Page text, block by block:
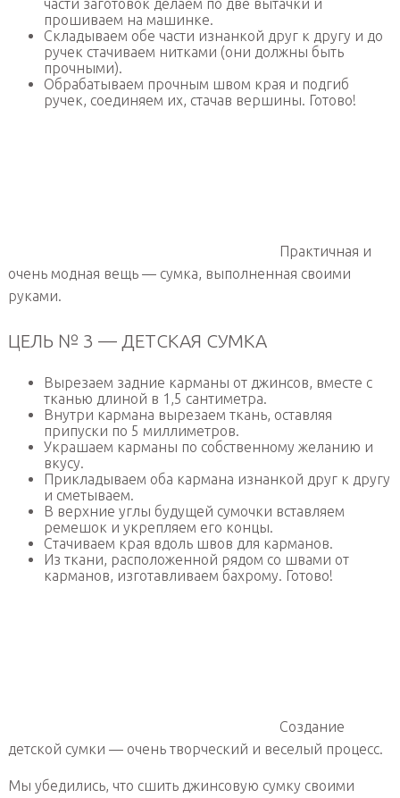
части заготовок делаем по две вытачки и
прошиваем на машинке.
Складываем обе части изнанкой друг к другу и до
ручек стачиваем нитками (они должны быть
прочными).
Обрабатываем прочным швом края и подгиб
ручек, соединяем их, стачав вершины. Готово!
Практичная и
очень модная вещь — сумка, выполненная своими
руками.
ЦЕЛЬ № 3 — ДЕТСКАЯ СУМКА
Вырезаем задние карманы от джинсов, вместе с
тканью длиной в 1,5 сантиметра.
Внутри кармана вырезаем ткань, оставляя
припуски по 5 миллиметров.
Украшаем карманы по собственному желанию и
вкусу.
Прикладываем оба кармана изнанкой друг к другу
и сметываем.
В верхние углы будущей сумочки вставляем
ремешок и укрепляем его концы.
Стачиваем края вдоль швов для карманов.
Из ткани, расположенной рядом со швами от
карманов, изготавливаем бахрому. Готово!
Создание
детской сумки — очень творческий и веселый процесс.
Мы убедились, что сшить джинсовую сумку своими